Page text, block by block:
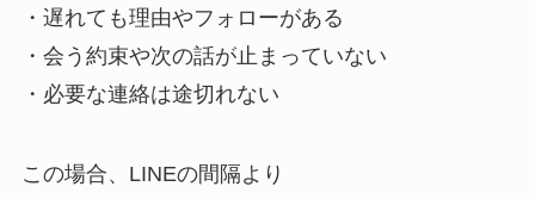
・遅れても理由やフォローがある
・会う約束や次の話が止まっていない
・必要な連絡は途切れない
この場合、LINEの間隔より